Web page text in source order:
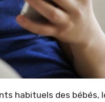
habituels des